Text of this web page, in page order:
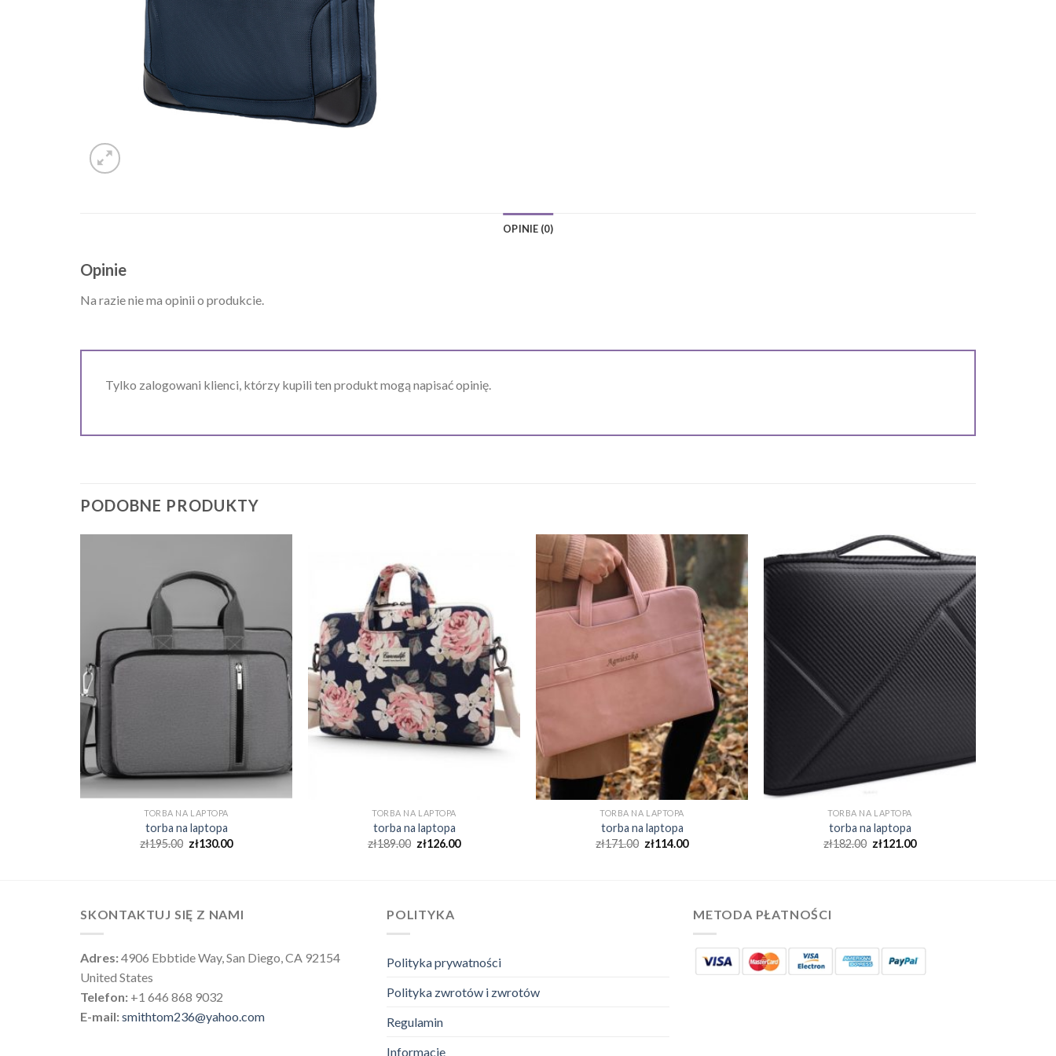
OPINIE (0)
Opinie
Na razie nie ma opinii o produkcie.
Tylko zalogowani klienci, którzy kupili ten produkt mogą napisać opinię.
PODOBNE PRODUKTY
TORBA NA LAPTOPA
torba na laptopa
zł195.00 zł130.00
TORBA NA LAPTOPA
torba na laptopa
zł189.00 zł126.00
TORBA NA LAPTOPA
torba na laptopa
zł171.00 zł114.00
TORBA NA LAPTOPA
torba na laptopa
zł182.00 zł121.00
SKONTAKTUJ SIĘ Z NAMI
Adres:4906 Ebbtide Way, San Diego, CA 92154
United States
Telefon: +1 646 868 9032
E-mail:smithtom236@yahoo.com
POLITYKA
Polityka prywatności
Polityka zwrotów i zwrotów
Regulamin
Informacje
METODA PŁATNOŚCI